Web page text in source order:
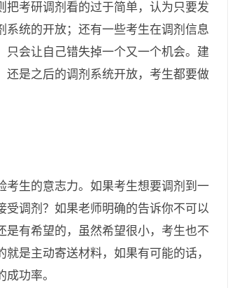
考研调剂看的过于简单，认为只要发
统的开放；还有一些考生在调剂信息
会让自己错失掉一个又一个机会。建
是之后的调剂系统开放，考生都要做
考生的意志力。如果考生想要调剂到一
调剂？如果老师明确的告诉你不可以
有希望的，虽然希望很小，考生也不
是主动寄送材料，如果有可能的话，
功率。